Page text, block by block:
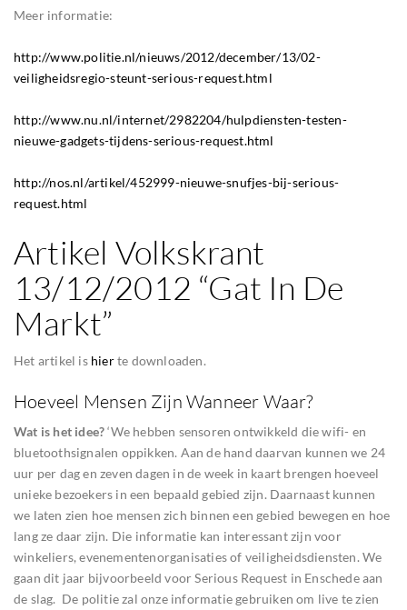
Meer informatie:
http://www.politie.nl/nieuws/2012/december/13/02-
veiligheidsregio-steunt-serious-request.html
http://www.nu.nl/internet/2982204/hulpdiensten-testen-
nieuwe-gadgets-tijdens-serious-request.html
http://nos.nl/artikel/452999-nieuwe-snufjes-bij-serious-
request.html
Artikel Volkskrant
13/12/2012 “Gat In De
Markt”
Het artikel is hierte downloaden.
Hoeveel Mensen Zijn Wanneer Waar?
Wat is het idee?‘We hebben sensoren ontwikkeld die wifi- en
bluetoothsignalen oppikken. Aan de hand daarvan kunnen we 24
uur per dag en zeven dagen in de week in kaart brengen hoeveel
unieke bezoekers in een bepaald gebied zijn. Daarnaast kunnen
we laten zien hoe mensen zich binnen een gebied bewegen en hoe
lang ze daar zijn. Die informatie kan interessant zijn voor
winkeliers, evenementenorganisaties of veiligheidsdiensten. We
gaan dit jaar bijvoorbeeld voor Serious Request in Enschede aan
de slag. De politie zal onze informatie gebruiken om live te zien